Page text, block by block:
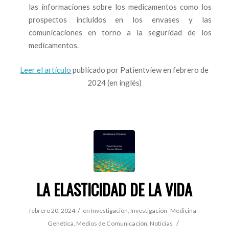
las informaciones sobre los medicamentos como los
prospectos incluidos en los envases y las
comunicaciones en torno a la seguridad de los
medicamentos.
Leer el artículo publicado por Patientview en febrero de
2024 (en inglés)
LA ELASTICIDAD DE LA VIDA
febrero 20, 2024 / en Investigación, Investigación- Medicina -
Genética, Medios de Comunicación, Noticias /